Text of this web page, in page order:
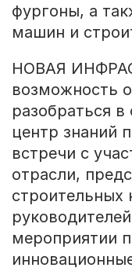
фургоны, а
машин и
НОВАЯ
возможность
разобраться
центр знаний
встречи с
отрасли,
строительных
мероприятии